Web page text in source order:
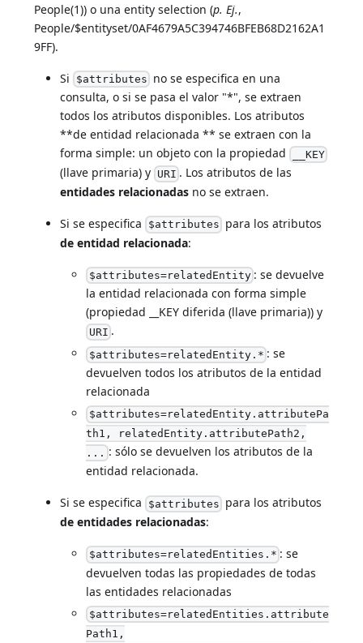
People(1)) o una entity selection (p. Ej.,
People/$entityset/0AF4679A5C394746BFEB68D2162A1
9FF).
Si $attributes no se especifica en una
consulta, o si se pasa el valor "*", se extraen
todos los atributos disponibles. Los atributos
**de entidad relacionada ** se extraen con la
forma simple: un objeto con la propiedad
__KEY
(llave primaria) y URI . Los atributos de las
entidades relacionadas no se extraen.
Si se especifica $attributes para los atributos
de entidad relacionada:
$attributes=relatedEntity : se devuelve
la entidad relacionada con forma simple
(propiedad __KEY diferida (llave primaria)) y
URI .
$attributes=relatedEntity.* : se
devuelven todos los atributos de la entidad
relacionada
$attributes=relatedEntity.attributePa
th1, relatedEntity.attributePath2,
... : sólo se devuelven los atributos de la
entidad relacionada.
Si se especifica $attributes para los atributos
de entidades relacionadas:
$attributes=relatedEntities.* : se
devuelven todas las propiedades de todas
las entidades relacionadas
$attributes=relatedEntities.attribute
Path1,